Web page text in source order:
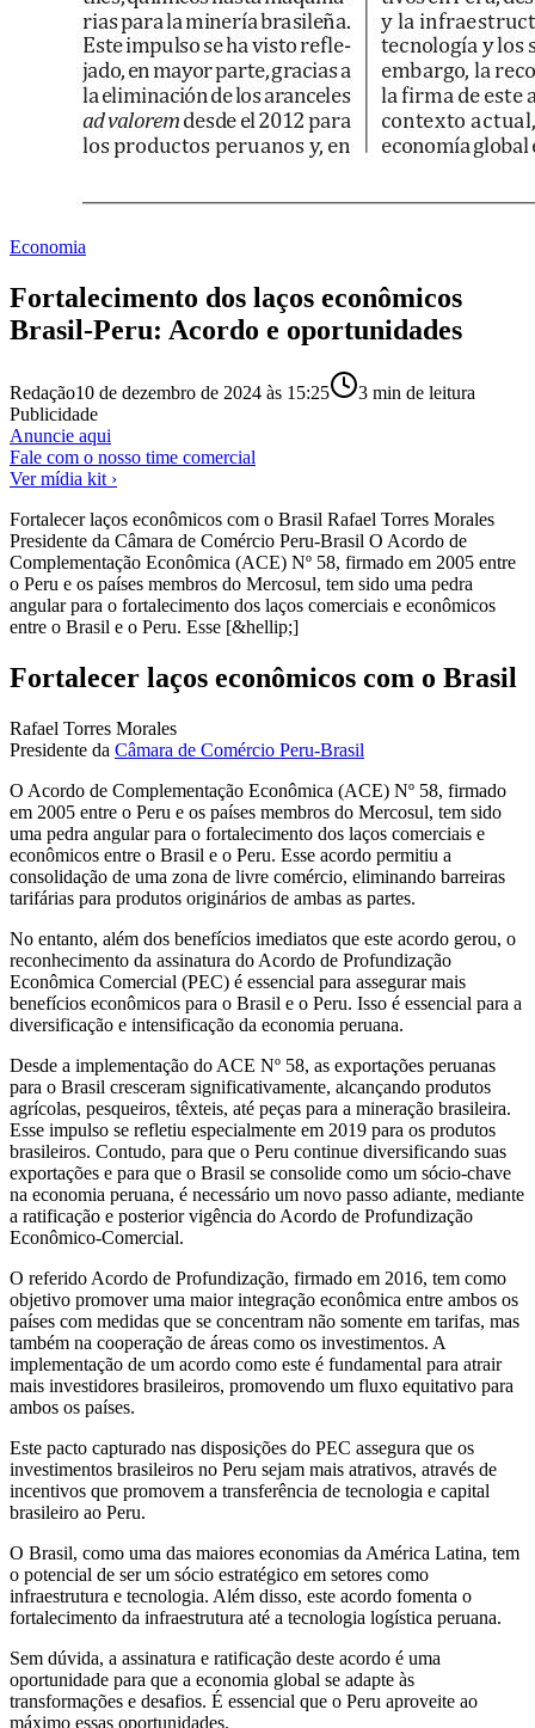
Economia
Fortalecimento dos laços econômicos
Brasil-Peru: Acordo e oportunidades
Redação10 de dezembro de 2024 às 15:25 3 min de leitura
Publicidade
Anuncie aqui
Fale com o nosso time comercial
Ver mídia kit ›
Fortalecer laços econômicos com o Brasil Rafael Torres Morales
Presidente da Câmara de Comércio Peru-Brasil O Acordo de
Complementação Econômica (ACE) Nº 58, firmado em 2005 entre
o Peru e os países membros do Mercosul, tem sido uma pedra
angular para o fortalecimento dos laços comerciais e econômicos
entre o Brasil e o Peru. Esse [&hellip;]
Fortalecer laços econômicos com o Brasil
Rafael Torres Morales
Presidente da Câmara de Comércio Peru-Brasil
O Acordo de Complementação Econômica (ACE) Nº 58, firmado
em 2005 entre o Peru e os países membros do Mercosul, tem sido
uma pedra angular para o fortalecimento dos laços comerciais e
econômicos entre o Brasil e o Peru. Esse acordo permitiu a
consolidação de uma zona de livre comércio, eliminando barreiras
tarifárias para produtos originários de ambas as partes.
No entanto, além dos benefícios imediatos que este acordo gerou, o
reconhecimento da assinatura do Acordo de Profundização
Econômica Comercial (PEC) é essencial para assegurar mais
benefícios econômicos para o Brasil e o Peru. Isso é essencial para a
diversificação e intensificação da economia peruana.
Desde a implementação do ACE Nº 58, as exportações peruanas
para o Brasil cresceram significativamente, alcançando produtos
agrícolas, pesqueiros, têxteis, até peças para a mineração brasileira.
Esse impulso se refletiu especialmente em 2019 para os produtos
brasileiros. Contudo, para que o Peru continue diversificando suas
exportações e para que o Brasil se consolide como um sócio-chave
na economia peruana, é necessário um novo passo adiante, mediante
a ratificação e posterior vigência do Acordo de Profundização
Econômico-Comercial.
O referido Acordo de Profundização, firmado em 2016, tem como
objetivo promover uma maior integração econômica entre ambos os
países com medidas que se concentram não somente em tarifas, mas
também na cooperação de áreas como os investimentos. A
implementação de um acordo como este é fundamental para atrair
mais investidores brasileiros, promovendo um fluxo equitativo para
ambos os países.
Este pacto capturado nas disposições do PEC assegura que os
investimentos brasileiros no Peru sejam mais atrativos, através de
incentivos que promovem a transferência de tecnologia e capital
brasileiro ao Peru.
O Brasil, como uma das maiores economias da América Latina, tem
o potencial de ser um sócio estratégico em setores como
infraestrutura e tecnologia. Além disso, este acordo fomenta o
fortalecimento da infraestrutura até a tecnologia logística peruana.
Sem dúvida, a assinatura e ratificação deste acordo é uma
oportunidade para que a economia global se adapte às
transformações e desafios. É essencial que o Peru aproveite ao
máximo essas oportunidades.